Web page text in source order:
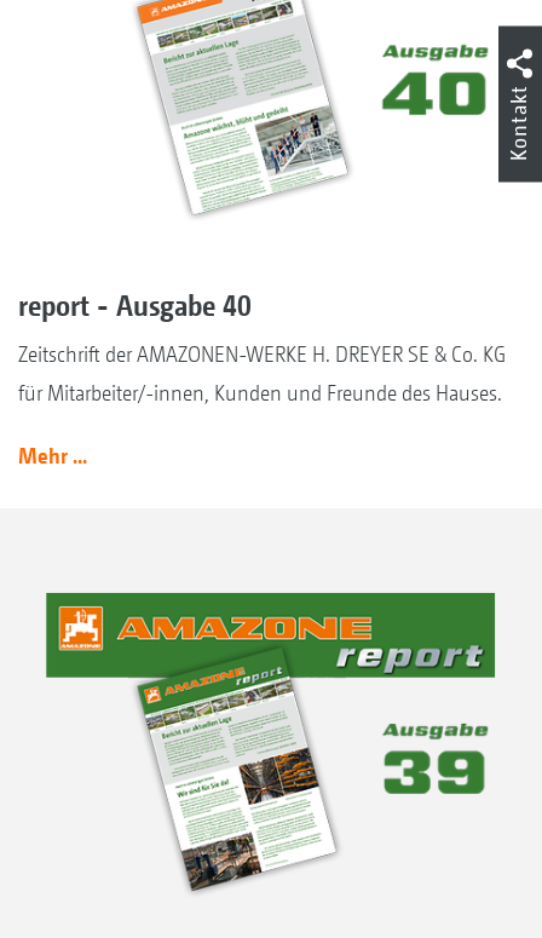
report - Ausgabe 40
Zeitschrift der AMAZONEN-WERKE H. DREYER SE & Co. KG
für Mitarbeiter/-innen, Kunden und Freunde des Hauses.
Mehr ...
Kontakt